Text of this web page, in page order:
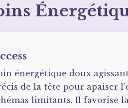
énergétique doux
de la tête pour apaiser
limitants. Il favorise